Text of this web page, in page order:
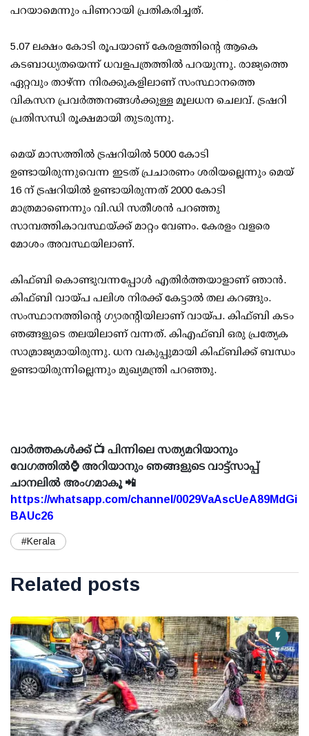
പറയാമെന്നും പിണറായി പ്രതികരിച്ചത്.
5.07 ലക്ഷം കോടി രൂപയാണ് കേരളത്തിന്റെ ആകെ
കടബാധ്യതയെന്ന് ധവളപത്രത്തില്‍ പറയുന്നു. രാജ്യത്തെ
ഏറ്റവും താഴ്ന്ന നിരക്കുകളിലാണ് സംസ്ഥാനത്തെ
വികസന പ്രവര്‍ത്തനങ്ങള്‍ക്കുള്ള മൂലധന ചെലവ്. ട്രഷറി
പ്രതിസന്ധി രൂക്ഷമായി തുടരുന്നു.
മെയ് മാസത്തില്‍ ട്രഷറിയില്‍ 5000 കോടി
ഉണ്ടായിരുന്നുവെന്ന ഇടത് പ്രചാരണം ശരിയല്ലെന്നും മെയ്
16 ന് ട്രഷറിയില്‍ ഉണ്ടായിരുന്നത് 2000 കോടി
മാത്രമാണെന്നും വി.ഡി സതീശന്‍ പറഞ്ഞു
സാമ്പത്തികാവസ്ഥയ്ക്ക് മാറ്റം വേണം. കേരളം വളരെ
മോശം അവസ്ഥയിലാണ്.
കിഫ്ബി കൊണ്ടുവന്നപ്പോള്‍ എതിര്‍ത്തയാളാണ് ഞാന്‍.
കിഫ്ബി വായ്പ പലിശ നിരക്ക് കേട്ടാല്‍ തല കറങ്ങും.
സംസ്ഥാനത്തിന്റെ ഗ്യാരന്റിയിലാണ് വായ്പ. കിഫ്ബി കടം
ഞങ്ങളുടെ തലയിലാണ് വന്നത്. കിഎഫ്ബി ഒരു പ്രത്യേക
സാമ്രാജ്യമായിരുന്നു. ധന വകുപ്പുമായി കിഫ്ബിക്ക് ബന്ധം
ഉണ്ടായിരുന്നില്ലെന്നും മുഖ്യമന്ത്രി പറഞ്ഞു.
വാർത്തകൾക്ക് 📺 പിന്നിലെ സത്യമറിയാനും
വേഗത്തിൽ⌚ അറിയാനും ഞങ്ങളുടെ വാട്ട്സാപ്പ്
ചാനലിൽ അംഗമാകൂ 📲
https://whatsapp.com/channel/0029VaAscUeA89MdGi
BAUc26
#Kerala
Related posts